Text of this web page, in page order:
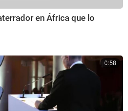
en África que lo
0:58